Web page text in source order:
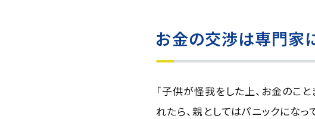
お金の交渉は専門家
「子供が怪我をした上、お金のこ
れたら、親としてはパニックにな